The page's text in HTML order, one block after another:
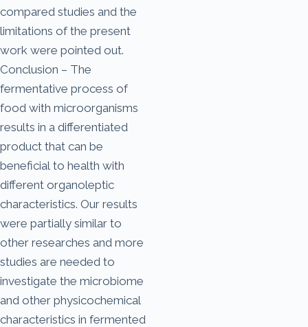
compared studies and the
limitations of the present
work were pointed out.
Conclusion – The
fermentative process of
food with microorganisms
results in a differentiated
product that can be
beneficial to health with
different organoleptic
characteristics. Our results
were partially similar to
other researches and more
studies are needed to
investigate the microbiome
and other physicochemical
characteristics in fermented